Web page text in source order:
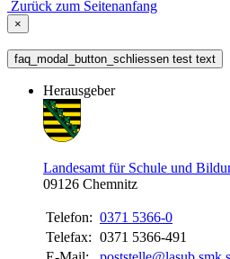
Zurück zum Seitenanfang
×
faq_modal_button_schliessen test text
Herausgeber
Landesamt für Schule und
09126 Chemnitz
Telefon: 0371 5366-0
Telefax: 0371 5366-491